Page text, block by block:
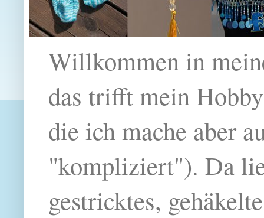
Willkommen in
das trifft mein
die ich mache aber
"kompliziert"). Da
gestricktes,